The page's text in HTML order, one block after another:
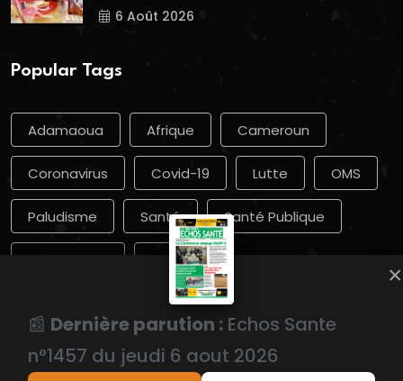
6 Août 2026
Popular Tags
Adamaoua Afrique Cameroun
Coronavirus Covid-19 Lutte OMS
Paludisme Santé Santé Publique
Yaoundé
Copyright 2026Groupe Echosanté.. All Rights
📰 Dernière parution : Echos Sante
n°1457 du jeudi 6 aout 2026
×